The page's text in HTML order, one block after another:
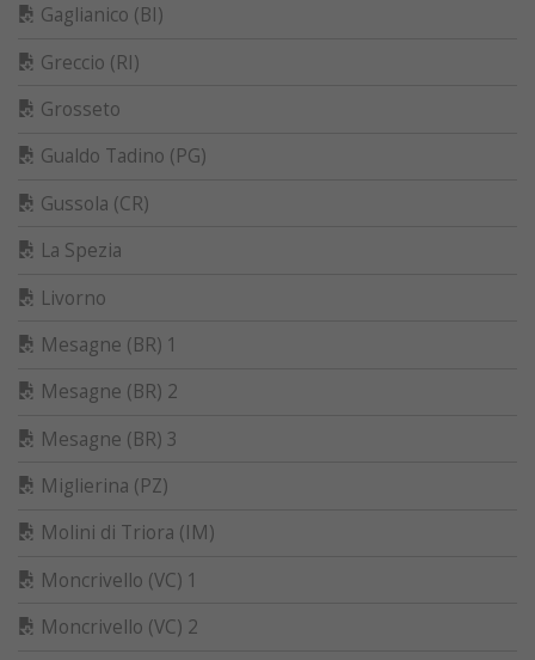
Gaglianico (BI)
Greccio (RI)
Grosseto
Gualdo Tadino (PG)
Gussola (CR)
La Spezia
Livorno
Mesagne (BR) 1
Mesagne (BR) 2
Mesagne (BR) 3
Miglierina (PZ)
Molini di Triora (IM)
Moncrivello (VC) 1
Moncrivello (VC) 2